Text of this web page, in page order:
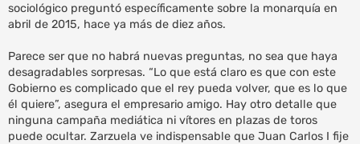
sociológico preguntó específicamente sobre la monarquía en
abril de 2015, hace ya más de diez años.
Parece ser que no habrá nuevas preguntas, no sea que haya
desagradables sorpresas. “Lo que está claro es que con este
Gobierno es complicado que el rey pueda volver, que es lo que
él quiere”, asegura el empresario amigo. Hay otro detalle que
ninguna campaña mediática ni vítores en plazas de toros
puede ocultar. Zarzuela ve indispensable que Juan Carlos I fije